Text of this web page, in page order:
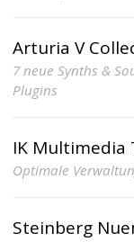
Arturia V
7 neue Synths &
Plugins
IK Multimedia
Optimale
Steinberg